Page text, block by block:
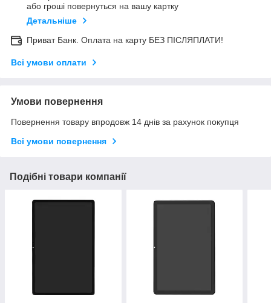
або гроші повернуться на вашу картку
Детальніше
Приват Банк. Оплата на карту БЕЗ ПІСЛЯПЛАТИ!
Всі умови оплати
Умови повернення
Повернення товару впродовж 14 днів за рахунок покупця
Всі умови повернення
Подібні товари компанії